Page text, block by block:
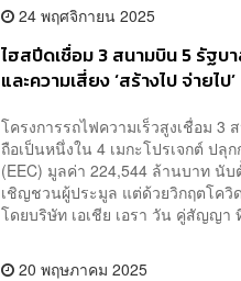
24 พฤศจิกายน 2025
ไฮสปีดเชื่อม 3 สนามบิน 5 รัฐบ
และความเสี่ยง ‘สร้างไป จ่ายไป’
โครงการรถไฟความเร็วสูงเชื่อม
ถือเป็นหนึ่งใน 4 เมกะโปรเจกต์ ป
(EEC) มูลค่า 224,544 ล้านบาท นั
เชิญชวนผู้ประมูล แต่ด้วยวิกฤตโค
โดยบริษัท เอเชีย เอรา วัน คู่สัญญา
20 พฤษภาคม 2025